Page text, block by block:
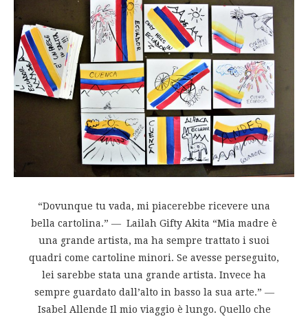
“Dovunque tu vada, mi piacerebbe ricevere una
bella cartolina.” ― Lailah Gifty Akita “Mia madre è
una grande artista, ma ha sempre trattato i suoi
quadri come cartoline minori. Se avesse perseguito,
lei sarebbe stata una grande artista. Invece ha
sempre guardato dall’alto in basso la sua arte.” ―
Isabel Allende Il mio viaggio è lungo. Quello che